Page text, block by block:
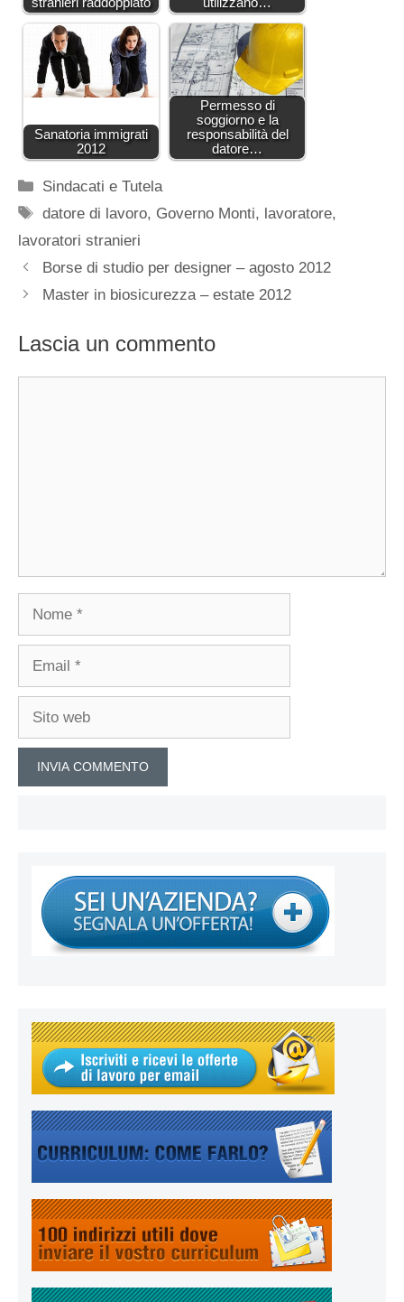
Sanatoria immigrati
2012
Permesso di
soggiorno e la
responsabilità del
datore…
Categorie
Sindacati e Tutela
Tag
datore di lavoro, Governo Monti, lavoratore,
lavoratori stranieri
Borse di studio per designer – agosto 2012
Master in biosicurezza – estate 2012
Lascia un commento
Nome
Email
Sito